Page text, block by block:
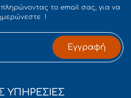
το email σας, για να
!
Εγγραφή
ΥΠΗΡΕΣΙΕΣ